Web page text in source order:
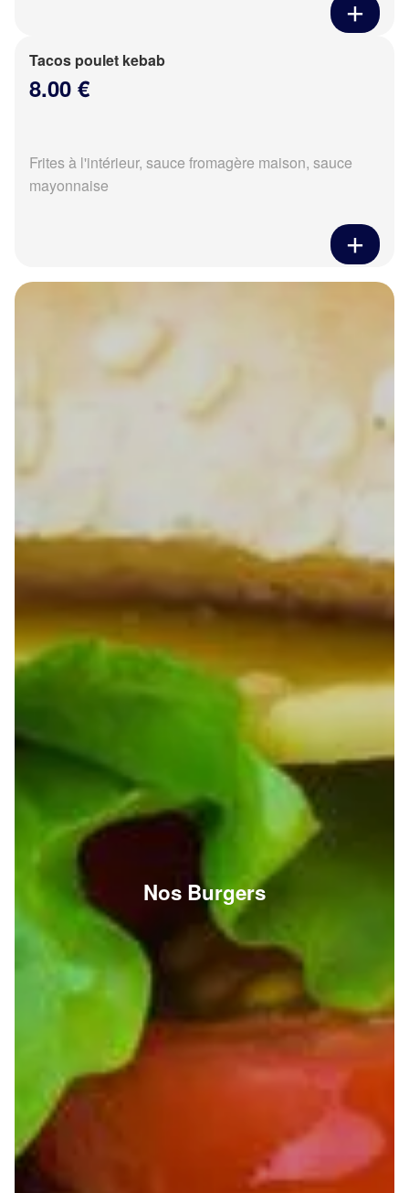
Tacos poulet kebab
8.00 €
Frites à l'intérieur, sauce fromagère maison, sauce
mayonnaise
Nos Burgers